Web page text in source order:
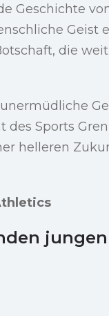
Geschichte
Geist
die
des Sports
helleren